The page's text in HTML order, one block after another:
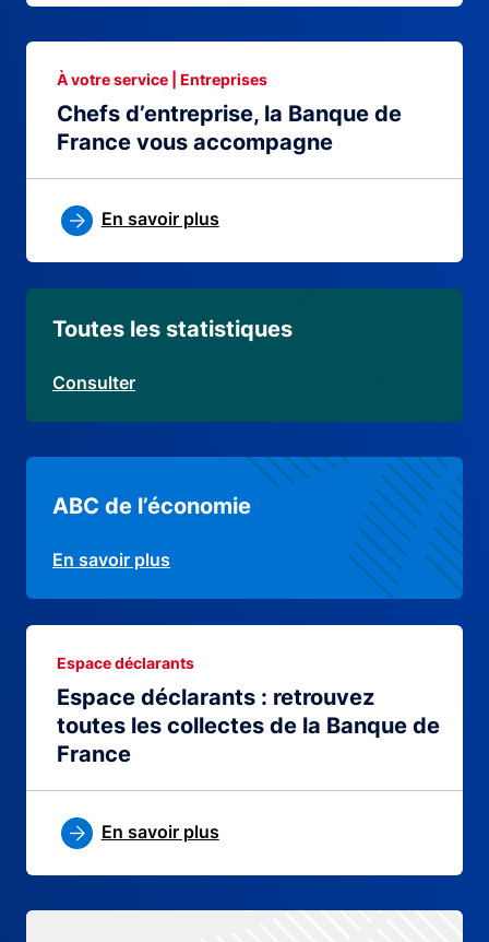
Chefs d’entreprise, la Banque de
France vous accompagne
À votre service | Entreprises
En savoir plus
Toutes les statistiques
Consulter
ABC de l’économie
En savoir plus
Espace déclarants : retrouvez
toutes les collectes de la Banque de
France
Espace déclarants
En savoir plus